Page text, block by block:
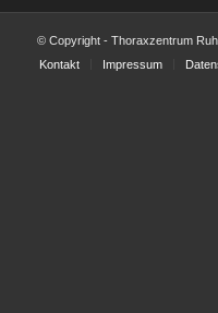
© Copyright - Thoraxzentrum
Kontakt
Impressum